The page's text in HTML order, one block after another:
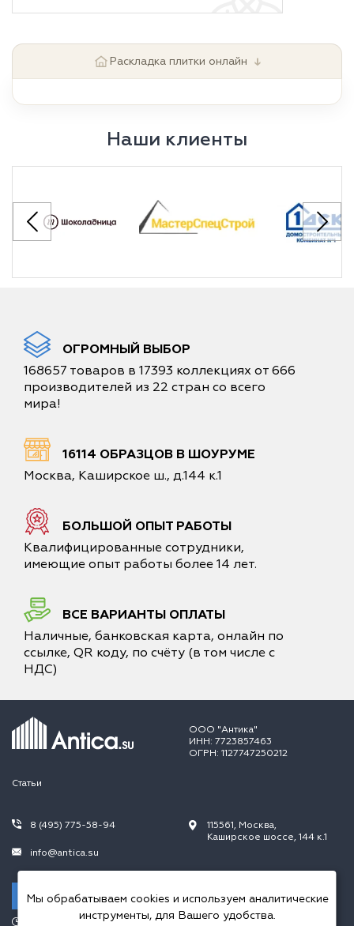
Раскладка плитки онлайн ↓
Наши клиенты
ОГРОМНЫЙ ВЫБОР
168657 товаров в 17393 коллекциях от 666
производителей из 22 стран со всего
мира!
16114 ОБРАЗЦОВ В ШОУРУМЕ
Москва, Каширское ш., д.144 к.1
БОЛЬШОЙ ОПЫТ РАБОТЫ
Квалифицированные сотрудники,
имеющие опыт работы более 14 лет.
ВСЕ ВАРИАНТЫ ОПЛАТЫ
Наличные, банковская карта, онлайн по
ссылке, QR коду, по счёту (в том числе с
НДС)
ООО "Антика"
ИНН: 7723857463
ОГРН: 1127747250212
Статьи
8 (495) 775-58-94
info@antica.su
Заказать звонок
115561, Москва,
Каширское шоссе, 144 к.1
Мы обрабатываем cookies и используем аналитические
инструменты, для Вашего удобства.